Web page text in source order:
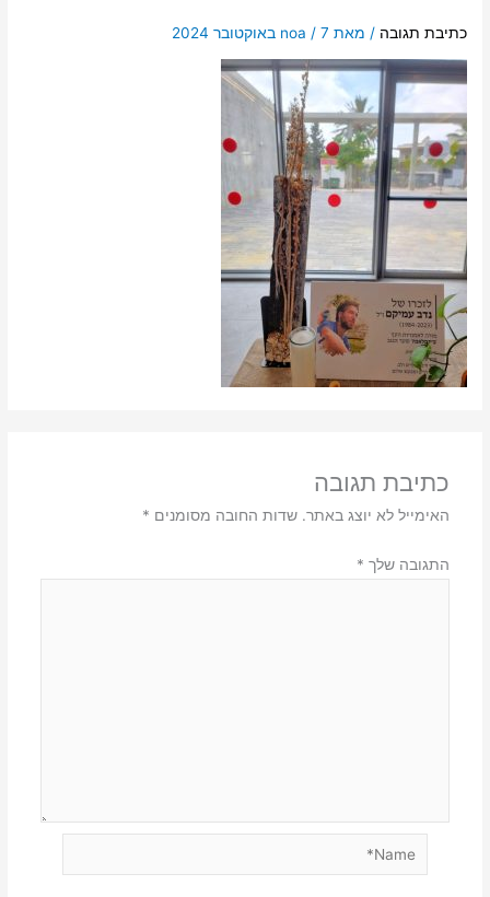
כתיבת תגובה / מאת noa / 7 באוקטובר 2024
כתיבת תגובה
האימייל לא יוצג באתר. שדות החובה מסומנים *
התגובה שלך *